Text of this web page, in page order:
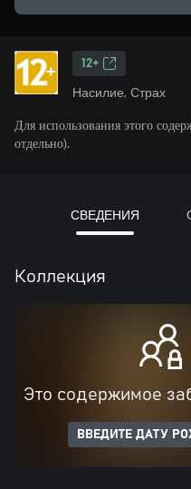
12+
Насилие, Страх
Для использования этого
отдельно).
СВЕДЕНИЯ
Коллекция
Это содержимое
ВВЕДИТЕ ДАТУ